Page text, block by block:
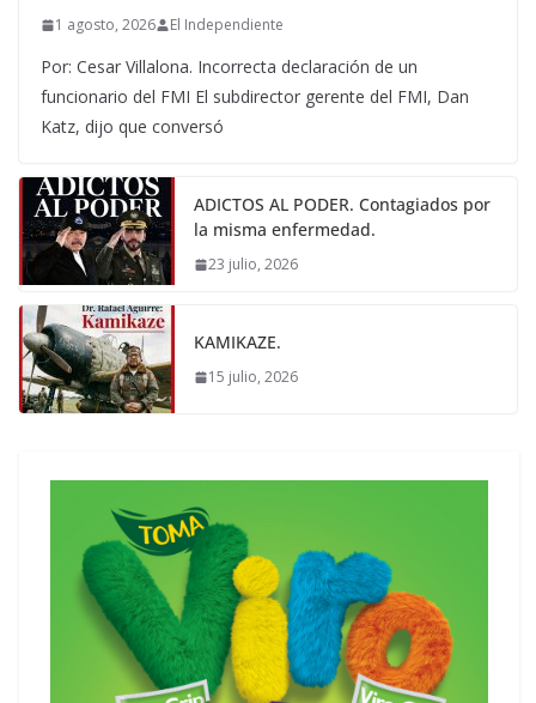
1 agosto, 2026 El Independiente
Por: Cesar Villalona. Incorrecta declaración de un
funcionario del FMI El subdirector gerente del FMI, Dan
Katz, dijo que conversó
ADICTOS AL PODER. Contagiados por
la misma enfermedad.
23 julio, 2026
KAMIKAZE.
15 julio, 2026